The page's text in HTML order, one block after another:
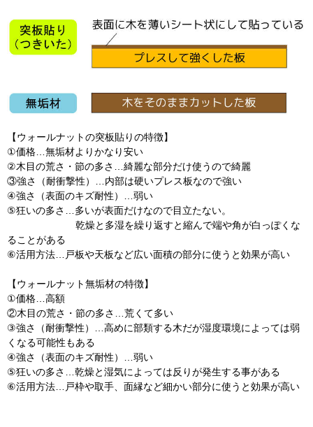
【ウォールナットの突板貼りの特徴】
①価格…無垢材よりかなり安い
②木目の荒さ・節の多さ…綺麗な部分だけ使うので綺麗
③強さ（耐衝撃性）…内部は硬いプレス板なので強い
④強さ（表面のキズ耐性）…弱い
⑤狂いの多さ…多いが表面だけなので目立たない。
乾燥と多湿を繰り返すと縮んで端や角が白っぽくな
ることがある
⑥活用方法…戸板や天板など広い面積の部分に使うと効果が高い
【ウォールナット無垢材の特徴】
①価格…高額
②木目の荒さ・節の多さ…荒くて多い
③強さ（耐衝撃性）…高めに部類する木だが湿度環境によっては弱
くなる可能性もある
④強さ（表面のキズ耐性）…弱い
⑤狂いの多さ…乾燥と湿気によっては反りが発生する事がある
⑥活用方法…戸枠や取手、面縁など細かい部分に使うと効果が高い